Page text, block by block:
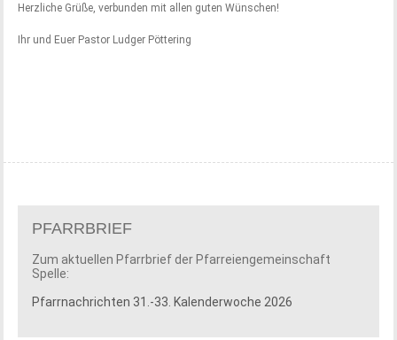
Herzliche Grüße, verbunden mit allen guten Wünschen!
Ihr und Euer Pastor Ludger Pöttering
PFARRBRIEF
Zum aktuellen Pfarrbrief der Pfarreiengemeinschaft
Spelle:
Pfarrnachrichten 31.-33. Kalenderwoche 2026